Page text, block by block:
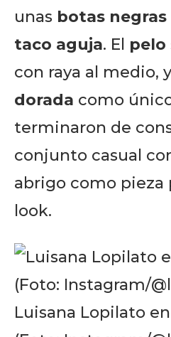
unas botas
taco aguja. El pelo
con raya al medio,
dorada como
terminaron de
conjunto casual
abrigo como pieza
look.
Luisana Lopilato